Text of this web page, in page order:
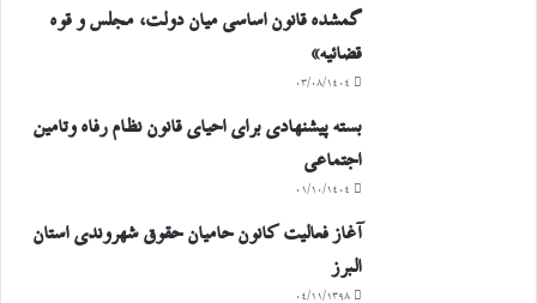
گمشده قانون اساسی میان دولت، مجلس و قوه
قضائیه»
۰۳/۰۸/۱۴۰۴
بسته پیشنهادی برای احیای قانون نظام رفاه وتامین
اجتماعی
۰۱/۱۰/۱۴۰۴
آغاز فعالیت کانون حامیان حقوق شهروندی استان
البرز
۰۴/۱۱/۱۳۹۸